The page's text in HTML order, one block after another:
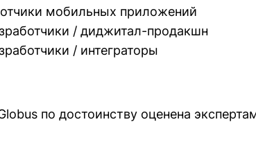
мобильных приложений
/ диджитал-продакшн
/ интеграторы
по достоинству оценена